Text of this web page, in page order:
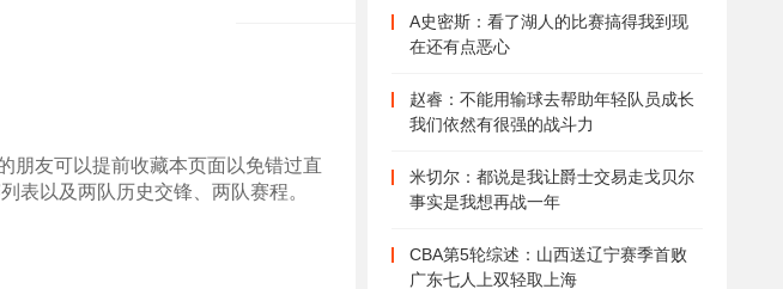
朋友可以提前收藏本页面以免错过直
表以及两队历史交锋、两队赛程。
A史密斯：看了湖人的比赛搞得我到现
在还有点恶心
赵睿：不能用输球去帮助年轻队员成长
我们依然有很强的战斗力
米切尔：都说是我让爵士交易走戈贝尔
事实是我想再战一年
CBA第5轮综述：山西送辽宁赛季首败
广东七人上双轻取上海